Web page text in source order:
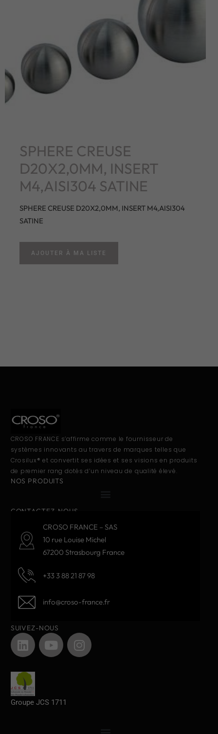
SPHERE CREUSE
D20X2,0MM, INSERT
M4,AISI304 SATINE
SPHERE CREUSE D20X2,0MM, INSERT M4,AISI304
SATINE
AJOUTER À MA LISTE
CROSO FRANCE s’affirme comme le fournisseur de
systèmes innovants au travers de marques telles que
Crosilux® et convertit ses idées et ses visions en produits
de premier rang dotés d’un niveau de qualité élevé.
NOS PRODUITS
CONTACTEZ-NOUS
CROSO FRANCE – SAS
10 rue Louise Michel
67200 Strasbourg France
+33 3 88 21 87 98
info@croso-france.fr
SUIVEZ-NOUS
Groupe JCS 1711